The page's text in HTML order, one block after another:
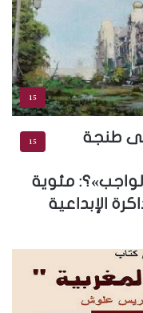
15
طنجة 15
مئوية
الإبداعية